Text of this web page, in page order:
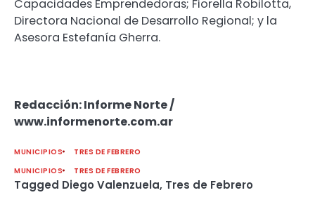
Capacidades Emprendedoras; Fiorella Robilotta,
Directora Nacional de Desarrollo Regional; y la
Asesora Estefanía Gherra.
Redacción: Informe Norte /
www.informenorte.com.ar
MUNICIPIOS
TRES DE FEBRERO
MUNICIPIOS
TRES DE FEBRERO
Tagged Diego Valenzuela, Tres de Febrero